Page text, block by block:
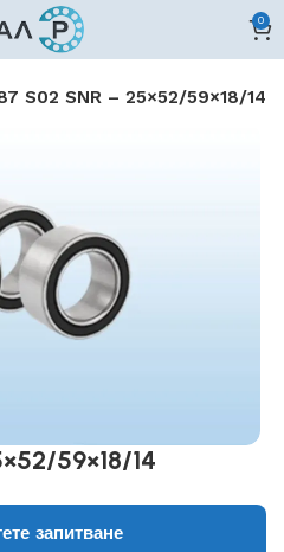
0
S02 SNR – 25×52/59×18/14
59×18/14
запитване